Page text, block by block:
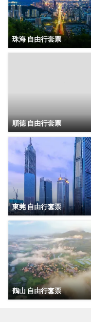
珠海 自由行套票
順德 自由行套票
東莞 自由行套票
鶴山 自由行套票